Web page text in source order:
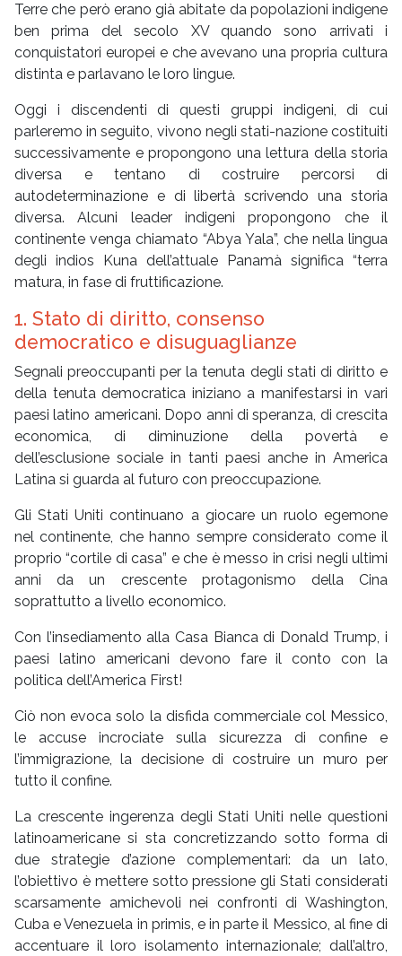
Terre che però erano già abitate da popolazioni indigene
ben prima del secolo XV quando sono arrivati i
conquistatori europei e che avevano una propria cultura
distinta e parlavano le loro lingue.
Oggi i discendenti di questi gruppi indigeni, di cui
parleremo in seguito, vivono negli stati-nazione costituiti
successivamente e propongono una lettura della storia
diversa e tentano di costruire percorsi di
autodeterminazione e di libertà scrivendo una storia
diversa. Alcuni leader indigeni propongono che il
continente venga chiamato “Abya Yala”, che nella lingua
degli indios Kuna dell’attuale Panamà significa “terra
matura, in fase di fruttificazione.
1. Stato di diritto, consenso
democratico e disuguaglianze
Segnali preoccupanti per la tenuta degli stati di diritto e
della tenuta democratica iniziano a manifestarsi in vari
paesi latino americani. Dopo anni di speranza, di crescita
economica, di diminuzione della povertà e
dell’esclusione sociale in tanti paesi anche in America
Latina si guarda al futuro con preoccupazione.
Gli Stati Uniti continuano a giocare un ruolo egemone
nel continente, che hanno sempre considerato come il
proprio “cortile di casa” e che è messo in crisi negli ultimi
anni da un crescente protagonismo della Cina
soprattutto a livello economico.
Con l’insediamento alla Casa Bianca di Donald Trump, i
paesi latino americani devono fare il conto con la
politica dell’America First!
Ciò non evoca solo la disfida commerciale col Messico,
le accuse incrociate sulla sicurezza di confine e
l’immigrazione, la decisione di costruire un muro per
tutto il confine.
La crescente ingerenza degli Stati Uniti nelle questioni
latinoamericane si sta concretizzando sotto forma di
due strategie d’azione complementari: da un lato,
l’obiettivo è mettere sotto pressione gli Stati considerati
scarsamente amichevoli nei confronti di Washington,
Cuba e Venezuela in primis, e in parte il Messico, al fine di
accentuare il loro isolamento internazionale; dall’altro,